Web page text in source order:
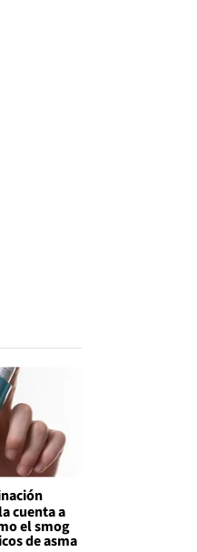
cuenta a
el smog
de asma